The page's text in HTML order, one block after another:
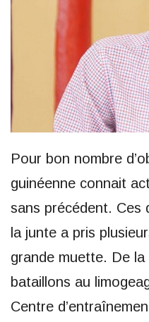
Pour bon nombre
guinéenne connait
sans précédent. Ces
la junte a pris
grande muette. De
bataillons au
Centre